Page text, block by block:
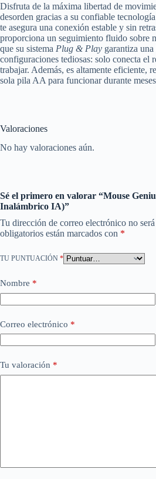
Disfruta de la máxima libertad de
desorden gracias a su confiable
te asegura una conexión estable y sin
proporciona un seguimiento fluido sobre
que su sistema Plug & Play garantiza
configuraciones tediosas: solo conecta el
trabajar. Además, es altamente eficiente,
sola pila AA para funcionar durante
Valoraciones
No hay valoraciones aún.
Sé el primero en valorar “Mouse
Inalámbrico IA)”
Tu dirección de correo electrónico no
obligatorios están marcados con *
TU PUNTUACIÓN *
Nombre *
Correo electrónico *
Tu valoración *